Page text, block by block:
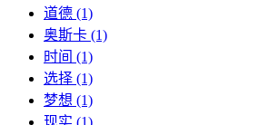
道德 (1)
奥斯卡 (1)
时间 (1)
选择 (1)
梦想 (1)
现实 (1)